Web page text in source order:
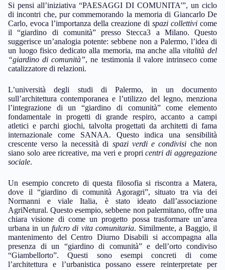
Si pensi all’iniziativa “PAESAGGI DI COMUNITA'”, un ciclo
di incontri che, pur commemorando la memoria di Giancarlo De
Carlo, evoca l’importanza della creazione di spazi collettivi come
il “giardino di comunità” presso Stecca3 a Milano. Questo
suggerisce un’analogia potente: sebbene non a Palermo, l’idea di
un luogo fisico dedicato alla memoria, ma anche allavitalità del
“giardino di comunità”, ne testimonia il valore intrinseco come
catalizzatore di relazioni.
L’università degli studi di Palermo, in un documento
sull’architettura contemporanea e l’utilizzo del legno, menziona
l’integrazione di un “giardino di comunità” come elemento
fondamentale in progetti di grande respiro, accanto a campi
atletici e parchi giochi, talvolta progettati da architetti di fama
internazionale come SANAA. Questo indica una sensibilità
crescente verso la necessità di spazi verdi e condivisi che non
siano solo aree ricreative, ma veri e propricentri di aggregazione
sociale.
Un esempio concreto di questa filosofia si riscontra a Matera,
dove il “giardino di comunità Agoragri”, situato tra via dei
Normanni e viale Italia, è stato ideato dall’associazione
AgriNetural. Questo esempio, sebbene non palermitano, offre una
chiara visione di come un progetto possa trasformare un’area
urbana in un fulcro di vita comunitaria. Similmente, a Baggio, il
mantenimento del Centro Diurno Disabili si accompagna alla
presenza di un “giardino di comunità” e dell’orto condiviso
“Giambellorto”. Questi sono esempi concreti di come
l’architettura e l’urbanistica possano essere reinterpretate per